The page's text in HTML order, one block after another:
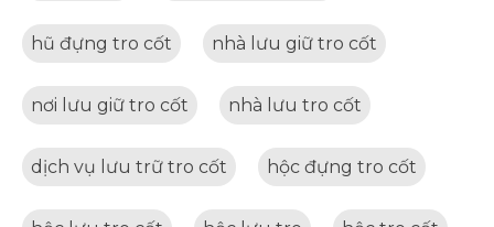
hũ đựng tro cốt nhà lưu giữ tro cốt
nơi lưu giữ tro cốt nhà lưu tro cốt
dịch vụ lưu trữ tro cốt hộc đựng tro cốt